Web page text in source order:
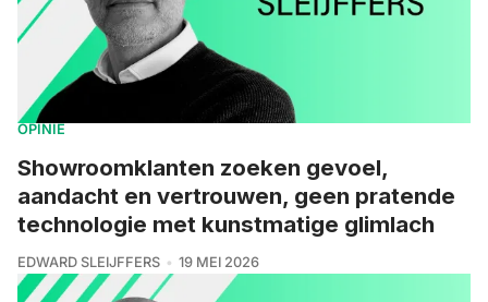
OPINIE
Showroomklanten zoeken gevoel,
aandacht en vertrouwen, geen pratende
technologie met kunstmatige glimlach
EDWARD SLEIJFFERS 19 MEI 2026